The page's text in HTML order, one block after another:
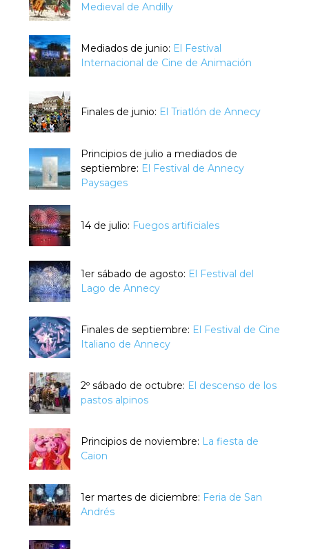
Medieval de Andilly
Mediados de junio: El Festival
Internacional de Cine de Animación
Finales de junio: El Triatlón de Annecy
Principios de julio a mediados de
septiembre: El Festival de Annecy
Paysages
14 de julio: Fuegos artificiales
1er sábado de agosto: El Festival del
Lago de Annecy
Finales de septiembre: El Festival de Cine
Italiano de Annecy
2º sábado de octubre: El descenso de los
pastos alpinos
Principios de noviembre: La fiesta de
Caion
1er martes de diciembre: Feria de San
Andrés